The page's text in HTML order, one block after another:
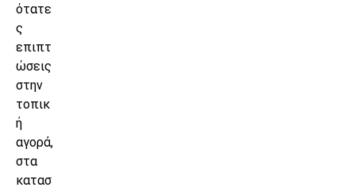
ότατε
ς
επιπτ
ώσεις
στην
τοπικ
ή
αγορά,
στα
κατασ